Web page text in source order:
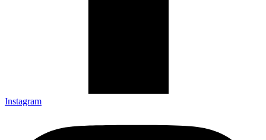
Instagram